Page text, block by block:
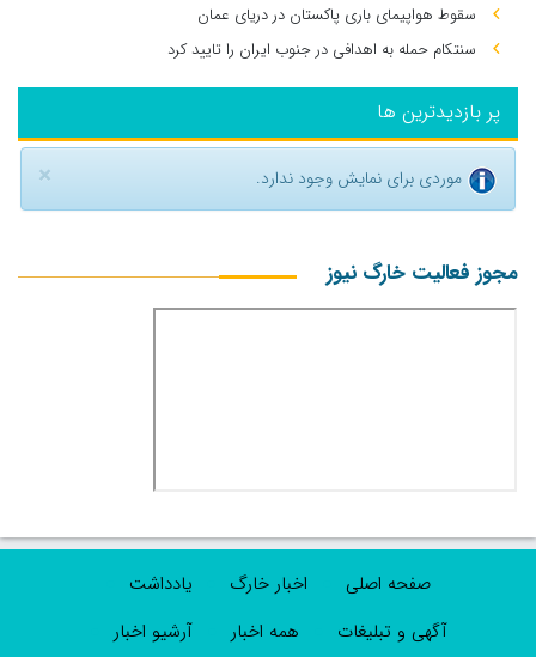
سقوط هواپیمای باری پاکستان در دریای عمان
سنتکام حمله به اهدافی در جنوب ایران را تایید کرد
پر بازدیدترین ها
× موردی برای نمایش وجود ندارد.
مجوز فعالیت خارگ نیوز
صفحه اصلی اخبار خارگ
یادداشت
آگهی و تبلیغات
همه اخبار آرشیو اخبار